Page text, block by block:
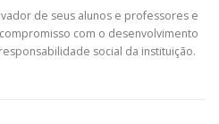
de seus alunos e professores e
com o desenvolvimento
social da instituição.